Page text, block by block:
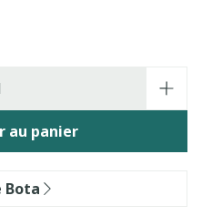
au panier
Bota